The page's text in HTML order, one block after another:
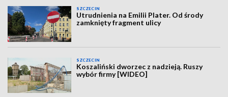
SZCZECIN
Utrudnienia na Emilii Plater. Od środy
zamknięty fragment ulicy
SZCZECIN
Koszaliński dworzec z nadzieją. Ruszy
wybór firmy [WIDEO]